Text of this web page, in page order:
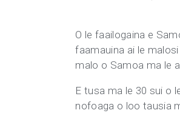
O le faailogaina e
faamauina ai le
malo o Samoa ma le
E tusa ma le 30 sui o
nofoaga o loo tausia